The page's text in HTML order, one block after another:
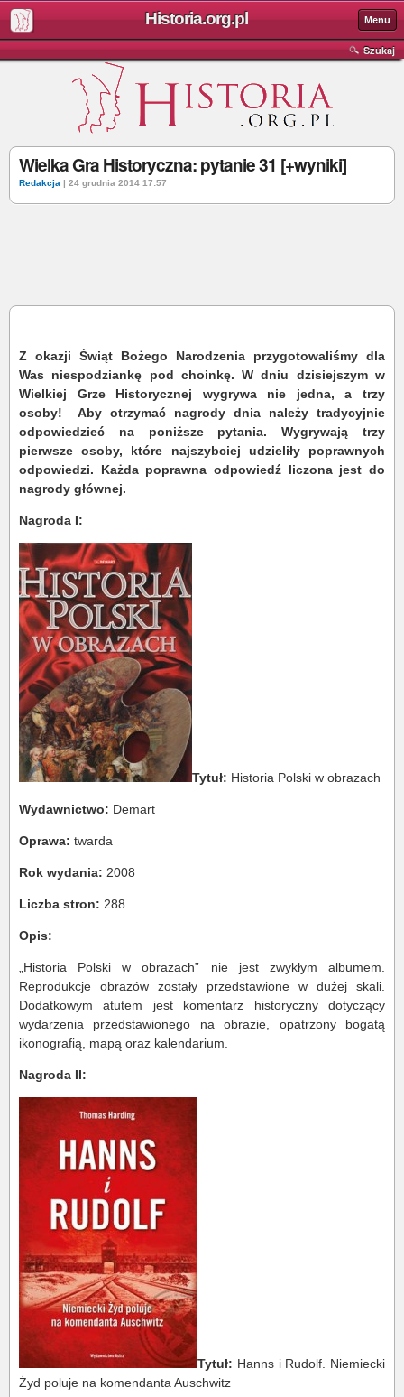
Historia.org.pl Menu
Szukaj
Wielka Gra Historyczna: pytanie 31 [+wyniki]
Redakcja | 24 grudnia 2014 17:57
Z okazji Świąt Bożego Narodzenia przygotowaliśmy dla
Was niespodziankę pod choinkę. W dniu dzisiejszym w
Wielkiej Grze Historycznej wygrywa nie jedna, a trzy
osoby! Aby otrzymać nagrody dnia należy tradycyjnie
odpowiedzieć na poniższe pytania. Wygrywają trzy
pierwsze osoby, które najszybciej udzieliły poprawnych
odpowiedzi. Każda poprawna odpowiedź liczona jest do
nagrody głównej.
Nagroda I:
Tytuł: Historia Polski w obrazach
Wydawnictwo: Demart
Oprawa: twarda
Rok wydania: 2008
Liczba stron: 288
Opis:
„Historia Polski w obrazach” nie jest zwykłym albumem.
Reprodukcje obrazów zostały przedstawione w dużej skali.
Dodatkowym atutem jest komentarz historyczny dotyczący
wydarzenia przedstawionego na obrazie, opatrzony bogatą
ikonografią, mapą oraz kalendarium.
Nagroda II:
Tytuł: Hanns i Rudolf. Niemiecki
Żyd poluje na komendanta Auschwitz